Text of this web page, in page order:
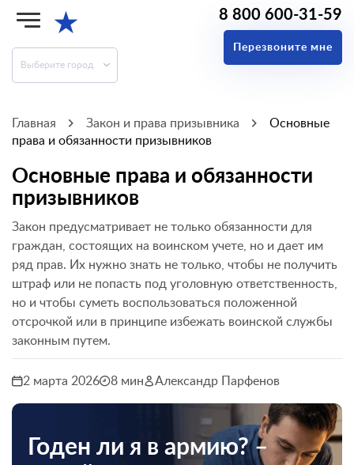
★
Выберите город
8 800 600-31-59
Перезвоните мне
Главная Закон и права призывника
Основные
права и обязанности призывников
Основные права и обязанности
призывников
Закон предусматривает не только обязанности для
граждан, состоящих на воинском учете, но и дает им
ряд прав. Их нужно знать не только, чтобы не получить
штраф или не попасть под уголовную ответственность,
но и чтобы суметь воспользоваться положенной
отсрочкой или в принципе избежать воинской службы
законным путем.
2 марта 2026 8 мин Александр Парфенов
Годен ли я в армию? –